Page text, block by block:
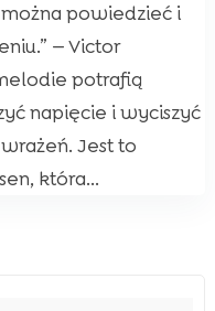
powiedzieć i
— Victor
potrafią
napięcie i wyciszyć
Jest to
która...